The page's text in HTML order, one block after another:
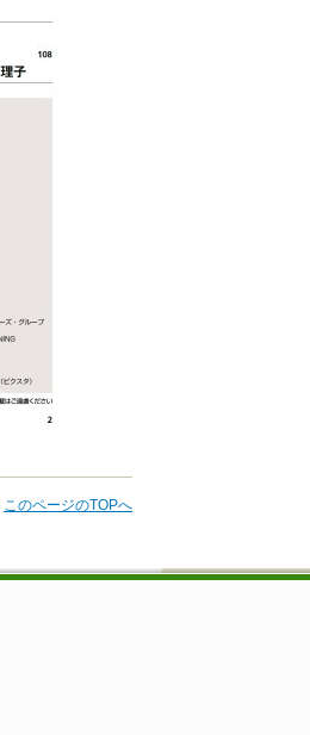
このページのTOPへ